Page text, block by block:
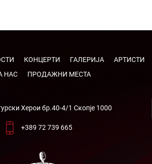
КОНЦЕРТИ ГАЛЕРИЈА
АРТИСТИ
НАС
ПРОДАЖНИ МЕСТА
Херои бр.40-4/1 Скопје 1000
+389 72 739 665